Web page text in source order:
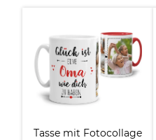
Tasse mit Fotocollage